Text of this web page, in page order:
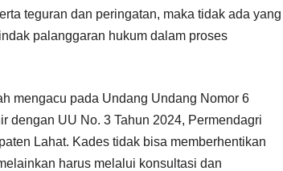
teguran dan peringatan, maka tidak ada yang
palanggaran hukum dalam proses
mengacu pada Undang Undang Nomor 6
dengan UU No. 3 Tahun 2024, Permendagri
Lahat. Kades tidak bisa memberhentikan
harus melalui konsultasi dan